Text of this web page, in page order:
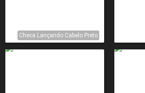
Checa Lançando Cabelo Preto